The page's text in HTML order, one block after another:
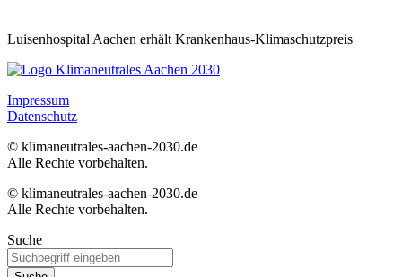
Luisenhospital Aachen erhält Krankenhaus-Klimaschutzpreis
Impressum
Datenschutz
© klimaneutrales-aachen-2030.de
Alle Rechte vorbehalten.
© klimaneutrales-aachen-2030.de
Alle Rechte vorbehalten.
Suche